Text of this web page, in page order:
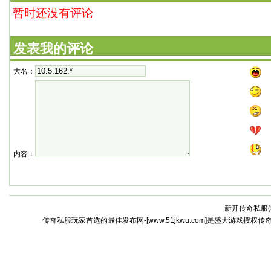
暂时还没有评论
发表我的评论
大名：
内容：
新开传奇私服(
传奇私服玩家首选的最佳发布网-[www.51jkwu.com]是盛大游戏授权传